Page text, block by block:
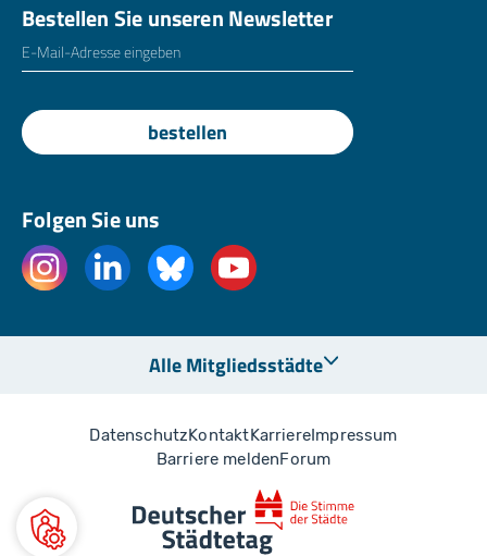
Bestellen Sie unseren Newsletter
E-Mailadresse
bestellen
Folgen Sie uns
Alle Mitgliedsstädte
DatenschutzKontaktKarriereImpressum
Barriere meldenForum